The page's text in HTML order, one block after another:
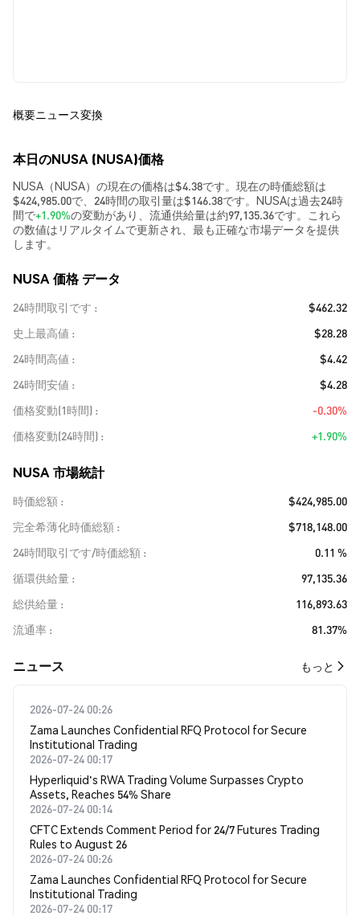
概要ニュース変換
本日のNUSA (NUSA)価格
NUSA（NUSA）の現在の価格は$4.38です。現在の時価総額は
$424,985.00で、24時間の取引量は$146.38です。NUSAは過去24時
間で+1.90%の変動があり、流通供給量は約97,135.36です。これら
の数値はリアルタイムで更新され、最も正確な市場データを提供
します。
NUSA 価格 データ
24時間取引です
$462.32
史上最高値
$28.28
24時間高値
$4.42
24時間安値
$4.28
価格変動(1時間)
-0.30%
価格変動(24時間)
+1.90%
NUSA 市場統計
時価総額
$424,985.00
完全希薄化時価総額
$718,148.00
24時間取引です/時価総額
0.11 %
循環供給量
97,135.36
総供給量
116,893.63
流通率
81.37%
​​ニュース​​ もっと
2026-07-24 00:26
Zama Launches Confidential RFQ Protocol for Secure
Institutional Trading
2026-07-24 00:17
Hyperliquid's RWA Trading Volume Surpasses Crypto
Assets, Reaches 54% Share
2026-07-24 00:14
CFTC Extends Comment Period for 24/7 Futures Trading
Rules to August 26
2026-07-24 00:26
Zama Launches Confidential RFQ Protocol for Secure
Institutional Trading
2026-07-24 00:17